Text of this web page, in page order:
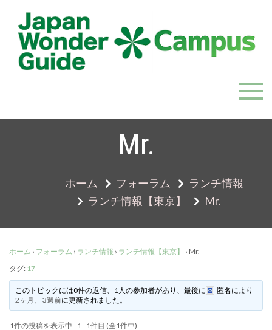
content
JapanWonderGuide Campus
「日本のガイドの質を世界一に」を目指すガイドコミ
Mr.
ホーム フォーラム
ランチ情報
ランチ情報【東京】
Mr.
ホーム › フォーラム › ランチ情報 › ランチ情報【東京】 › Mr.
タグ: 17
このトピックには0件の返信、1人の参加者があり、最後に 匿名 により
2ヶ月、 3週前に更新されました。
1件の投稿を表示中 - 1 - 1件目 (全1件中)